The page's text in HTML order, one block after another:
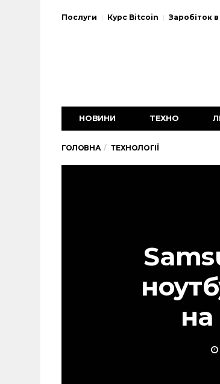
Послуги Курс Bitcoin Заробіток в
НОВИНИ ТЕХНО
ГОЛОВНА ТЕХНОЛОГІЇ